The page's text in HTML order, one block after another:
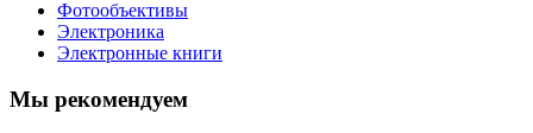
Фотообъективы
Электроника
Электронные книги
Мы рекомендуем